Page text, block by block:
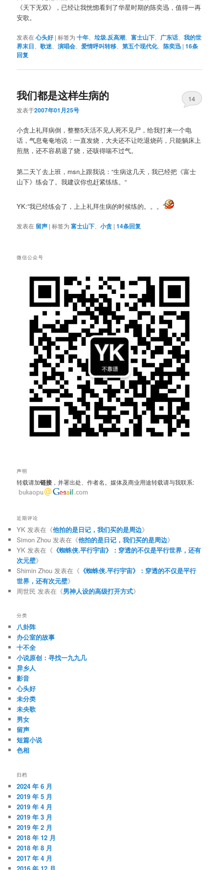
《天下无双》，已经让我恍惚看到了华星时期的陈奕迅，值得一再
安歌。
发表在心头好 |标签为 十年 、垃圾.反高潮 、富士山下 广东话、我的世
界末日 、歌迷 、演唱会 、爱情呼叫转移 、第五个现代化、陈奕迅 |16条
回复
我们都是这样生病的
发表于2007年01月25号
14
小贪上礼拜病倒，整整5天活不见人死不见尸，给我打来一个电
话，气息奄奄地说：一直发烧，大夫还不让吃退烧药，只能躺床上
煎熬，还不容易退了烧，还咳得喘不过气。
第二天丫去上班，msn上跟我说：“生病这几天，我已经把《富士
山下》练会了。我建议你也赶紧练练。“
YK:”我已经练会了，上上礼拜生病的时候练的。。。”
发表在 留声 |标签为 富士山下 、小贪 |14条回复
微信公众号
声明
转载请加链接 ，并署出处、作者名。媒体及商业用途转载请与我联系:
近期评论
YK 发表在《他拍的是日记，我们买的是周边》
Simon Zhou 发表在《他拍的是日记，我们买的是周边》
YK 发表在《 《蜘蛛侠.平行宇宙》：穿透的不仅是平行世界，还有
次元壁》
Shimin Zhou 发表在《 《蜘蛛侠.平行宇宙》：穿透的不仅是平行
世界，还有次元壁》
周世民 发表在《男神人设的高级打开方式》
分类
八卦阵
办公室的故事
十不全
小说原创：寻找一九九几
异乡人
影音
心头好
未分类
未央歌
男女
留声
短篇小说
色相
归档
2024 年 6 月
2019 年 5 月
2019 年 4 月
2019 年 3 月
2019 年 2 月
2018 年 12 月
2018 年 8 月
2017 年 4 月